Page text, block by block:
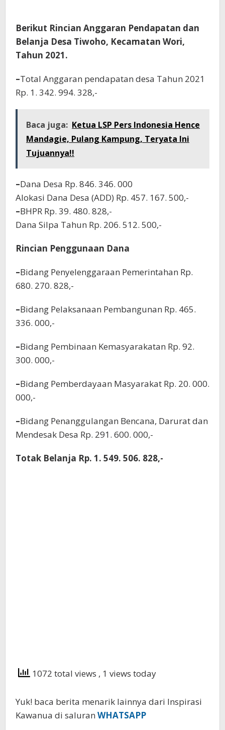
Berikut Rincian Anggaran Pendapatan dan
Belanja Desa Tiwoho, Kecamatan Wori,
Tahun 2021.
–Total Anggaran pendapatan desa Tahun 2021
Rp. 1. 342. 994. 328,-
Baca juga: Ketua LSP Pers Indonesia Hence
Mandagie, Pulang Kampung, Teryata Ini
Tujuannya!!
–Dana Desa Rp. 846. 346. 000
Alokasi Dana Desa (ADD) Rp. 457. 167. 500,-
–BHPR Rp. 39. 480. 828,-
Dana Silpa Tahun Rp. 206. 512. 500,-
Rincian Penggunaan Dana
–Bidang Penyelenggaraan Pemerintahan Rp.
680. 270. 828,-
–Bidang Pelaksanaan Pembangunan Rp. 465.
336. 000,-
–Bidang Pembinaan Kemasyarakatan Rp. 92.
300. 000,-
–Bidang Pemberdayaan Masyarakat Rp. 20. 000.
000,-
–Bidang Penanggulangan Bencana, Darurat dan
Mendesak Desa Rp. 291. 600. 000,-
Totak Belanja Rp. 1. 549. 506. 828,-
1072 total views , 1 views today
Yuk! baca berita menarik lainnya dari Inspirasi
Kawanua di saluran WHATSAPP